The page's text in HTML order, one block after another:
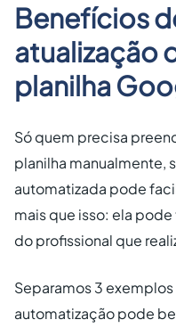
Benefícios
atualização
planilha
Só quem precisa
planilha manualmente,
automatizada pode
mais que isso: ela
do profissional que
Separamos 3
automatização pode